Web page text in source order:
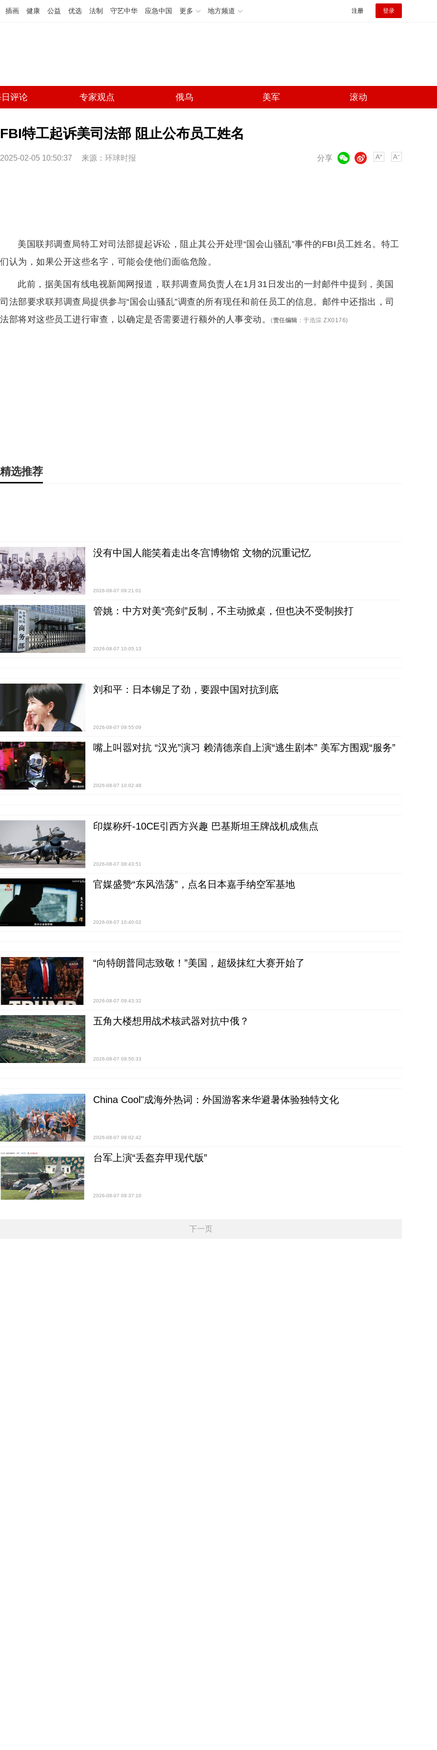
插画 健康 公益 优选 法制 守艺中华 应急中国 更多 地方频道 注册 登录
评论 专家观点 俄乌 美军 滚动
FBI特工起诉美司法部 阻止公布员工姓名
2025-02-05 10:50:37 来源： 环球时报 分享
微博
美国联邦调查局特工对司法部提起诉讼，阻止其公开处理“国会山骚乱”事件的FBI员工姓名。特工
们认为，如果公开这些名字，可能会使他们面临危险。
此前，据美国有线电视新闻网报道，联邦调查局负责人在1月31日发出的一封邮件中提到，美国
司法部要求联邦调查局提供参与“国会山骚乱”调查的所有现任和前任员工的信息。邮件中还指出，司
法部将对这些员工进行审查，以确定是否需要进行额外的人事变动。
(责任编辑 ： 于浩淙 ZX0176)
精选推荐
没有中国人能笑着走出冬宫博物馆 文物的沉重记忆
2026-08-07 09:21:01
管姚：中方对美“亮剑”反制，不主动掀桌，但也决不受制挨打
2026-08-07 10:05:13
刘和平：日本铆足了劲，要跟中国对抗到底
2026-08-07 09:55:09
嘴上叫嚣对抗 “汉光”演习 赖清德亲自上演“逃生剧本” 美军方围观“服务”
2026-08-07 10:02:48
印媒称歼-10CE引西方兴趣 巴基斯坦王牌战机成焦点
2026-08-07 08:43:51
官媒盛赞“东风浩荡”，点名日本嘉手纳空军基地
2026-08-07 10:40:02
“向特朗普同志致敬！”美国，超级抹红大赛开始了
2026-08-07 09:43:32
五角大楼想用战术核武器对抗中俄？
2026-08-07 09:50:33
China Cool"成海外热词：外国游客来华避暑体验独特文化
2026-08-07 09:02:42
台军上演“丢盔弃甲现代版”
2026-08-07 09:37:10
下一页